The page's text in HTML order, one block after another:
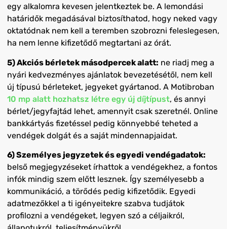
egy alkalomra kevesen jelentkeztek be. A lemondási
határidők megadásával biztosíthatod, hogy neked vagy
oktatódnak nem kell a teremben szobrozni feleslegesen,
ha nem lenne kifizetődő megtartani az órát.
5) Akciós bérletek másodpercek alatt: ne riadj meg a
nyári kedvezményes ajánlatok bevezetésétől, nem kell
új típusú bérleteket, jegyeket gyártanod. A Motibroban
10 mp alatt hozhatsz létre egy új díjtípust, és annyi
bérlet/jegyfajtád lehet, amennyit csak szeretnél. Online
bankkártyás fizetéssel pedig könnyebbé teheted a
vendégek dolgát és a saját mindennapjaidat.
6) Személyes jegyzetek és egyedi vendégadatok:
belső megjegyzéseket írhattok a vendégekhez, a fontos
infók mindig szem előtt lesznek. Így személyesebb a
kommunikáció, a törődés pedig kifizetődik. Egyedi
adatmezőkkel a ti igényeitekre szabva tudjátok
profilozni a vendégeket, legyen szó a céljaikról,